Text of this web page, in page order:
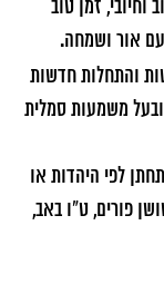
זמן טוב
אור ושמחה.
והתחלות חדשות
משמעות סמלית
לפי היהדות או
פורים, ט"ו באב,